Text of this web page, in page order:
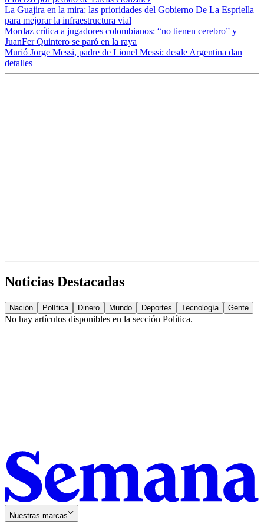
La Guajira en la mira: las prioridades del Gobierno De La Espriella
para mejorar la infraestructura vial
Mordaz crítica a jugadores colombianos: “no tienen cerebro” y
JuanFer Quintero se paró en la raya
Murió Jorge Messi, padre de Lionel Messi: desde Argentina dan
detalles
Noticias Destacadas
Nación Política Dinero Mundo Deportes Tecnología Gente
No hay artículos disponibles en la sección Política.
Nuestras marcas